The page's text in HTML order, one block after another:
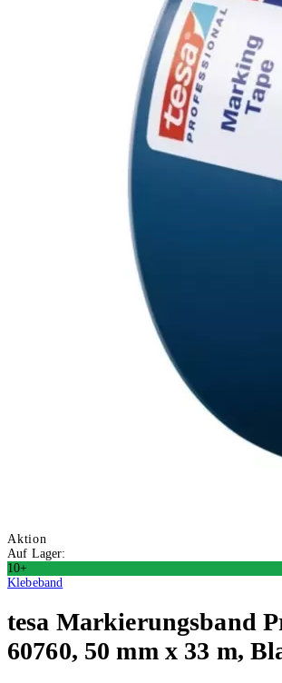
Aktion
Auf Lager:
10+
Klebeband
tesa Markierungsband
60760, 50 mm x 33 m,